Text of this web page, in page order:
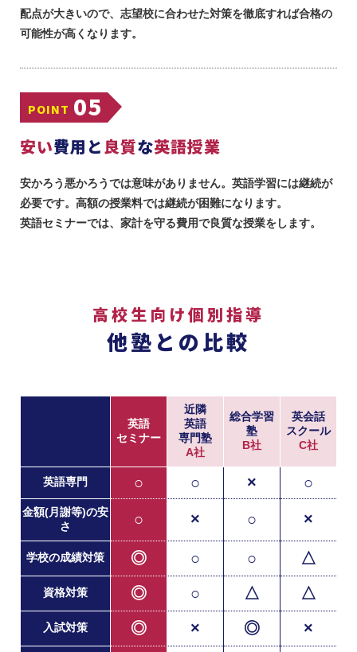
配点が大きいので、志望校に合わせた対策を徹底すれば合格の
可能性が高くなります。
POINT 05
安い費用と良質な英語授業
安かろう悪かろうでは意味がありません。英語学習には継続が
必要です。高額の授業料では継続が困難になります。
英語セミナーでは、家計を守る費用で良質な授業をします。
高校生向け個別指導
他塾との比較
英語
セミナー
近隣
英語
専門塾
A社
総合学習
塾
B社
英会話
スクール
C社
英語専門 ○ ○ × ○
金額(月謝等)の安
さ
○ × ○ ×
学校の成績対策 ◎ ○ ○ △
資格対策 ◎ ○ △ △
入試対策 ◎ × ◎ ×